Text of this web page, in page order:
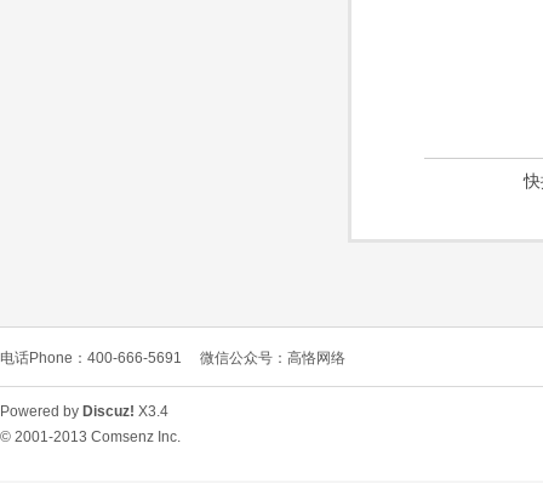
电话Phone：400-666-5691 微信公众号：高恪网络
Powered by Discuz! X3.4
© 2001-2013 Comsenz Inc.